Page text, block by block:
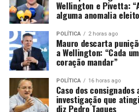
Wellington e Pivetta:
alguma anomalia
POLÍTICA 2 horas ago
Mauro descarta
a Wellington: “Cada
coração mandar”
POLÍTICA 16 horas ago
Caso dos
investigação que
diz Pedro Taques